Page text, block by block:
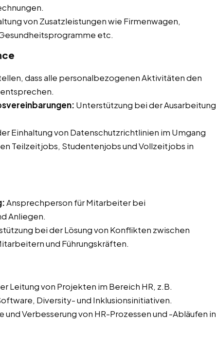
von Zusatzleistungen wie Firmenwagen,
etc.
dass alle personalbezogenen Aktivitäten den
Unterstützung bei der Ausarbeitung
Einhaltung von Datenschutzrichtlinien im Umgang
Teilzeitjobs, Studentenjobs und Vollzeitjobs in
Ansprechperson für Mitarbeiter bei
Anliegen.
bei der Lösung von Konflikten zwischen
und Führungskräften.
Leitung von Projekten im Bereich HR, z.B.
Diversity- und Inklusionsinitiativen.
und Verbesserung von HR-Prozessen und -Abläufen in